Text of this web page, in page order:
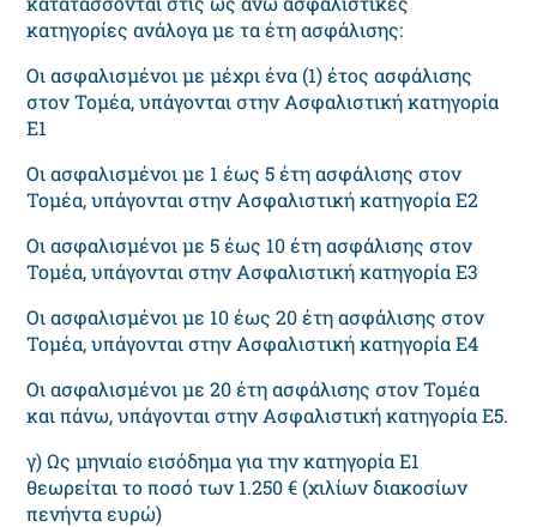
κατηγορίες ανάλογα με τα έτη ασφάλισης:
Οι ασφαλισμένοι με μέχρι ένα (1) έτος ασφάλισης
στον Τομέα, υπάγονται στην Ασφαλιστική κατηγορία
Ε1
Οι ασφαλισμένοι με 1 έως 5 έτη ασφάλισης στον
Τομέα, υπάγονται στην Ασφαλιστική κατηγορία Ε2
Οι ασφαλισμένοι με 5 έως 10 έτη ασφάλισης στον
Τομέα, υπάγονται στην Ασφαλιστική κατηγορία Ε3
Οι ασφαλισμένοι με 10 έως 20 έτη ασφάλισης στον
Τομέα, υπάγονται στην Ασφαλιστική κατηγορία Ε4
Οι ασφαλισμένοι με 20 έτη ασφάλισης στον Τομέα
και πάνω, υπάγονται στην Ασφαλιστική κατηγορία Ε5.
γ) Ως μηνιαίο εισόδημα για την κατηγορία Ε1
θεωρείται το ποσό των 1.250 € (χιλίων διακοσίων
πενήντα ευρώ)